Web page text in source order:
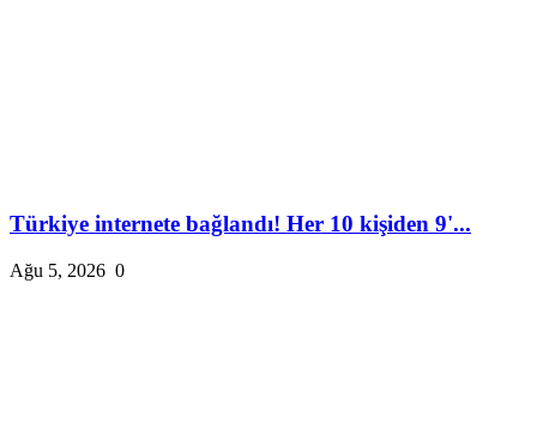
Türkiye internete bağlandı! Her 10 kişiden 9'...
Ağu 5, 2026 0